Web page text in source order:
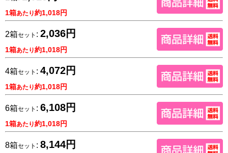
1箱あたり約1,018円
2箱セット : 2,036円
1箱あたり約1,018円
4箱セット : 4,072円
1箱あたり約1,018円
6箱セット : 6,108円
1箱あたり約1,018円
8箱セット : 8,144円